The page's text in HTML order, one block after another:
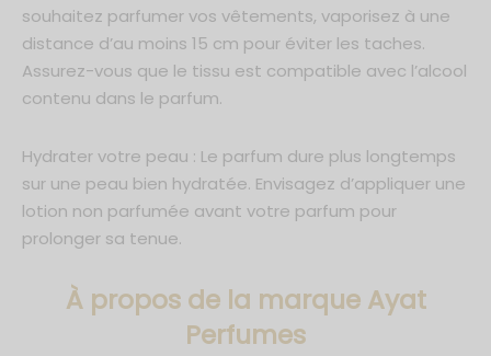
souhaitez parfumer vos vêtements, vaporisez à une
distance d’au moins 15 cm pour éviter les taches.
Assurez-vous que le tissu est compatible avec l’alcool
contenu dans le parfum.
Hydrater votre peau : Le parfum dure plus longtemps
sur une peau bien hydratée. Envisagez d’appliquer une
lotion non parfumée avant votre parfum pour
prolonger sa tenue.
À propos de la marque Ayat
Perfumes